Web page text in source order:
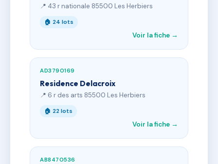
📍 43 r nationale 85500 Les Herbiers
🏠 24 lots
Voir la fiche →
AD3790169
Residence Delacroix
📍 6 r des arts 85500 Les Herbiers
🏠 22 lots
Voir la fiche →
AB8470536